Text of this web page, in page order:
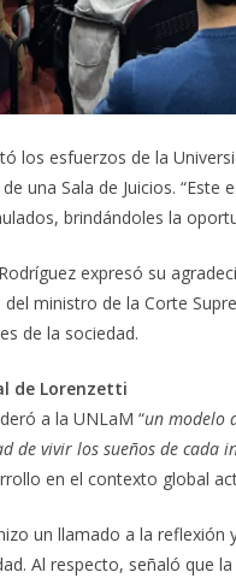
los esfuerzos de la
una Sala de Juicios.
brindándoles la
expresó su
ministro de la Corte
de la sociedad.
de Lorenzetti
a la UNLaM “un modelo
de vivir los sueños de cada
en el contexto global
un llamado a la
Al respecto, señaló que